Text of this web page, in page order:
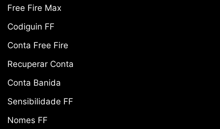
Free Fire Max
Codiguin FF
Conta Free Fire
Recuperar Conta
Conta Banida
Sensibilidade FF
Nomes FF